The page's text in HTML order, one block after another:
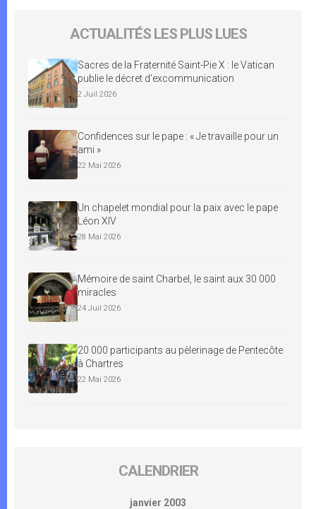
ACTUALITÉS LES PLUS LUES
Sacres de la Fraternité Saint-Pie X : le Vatican
publie le décret d’excommunication
2 Juil 2026
Confidences sur le pape : « Je travaille pour un
ami »
22 Mai 2026
Un chapelet mondial pour la paix avec le pape
Léon XIV
28 Mai 2026
Mémoire de saint Charbel, le saint aux 30 000
miracles
24 Juil 2026
20 000 participants au pèlerinage de Pentecôte
à Chartres
22 Mai 2026
CALENDRIER
janvier 2003